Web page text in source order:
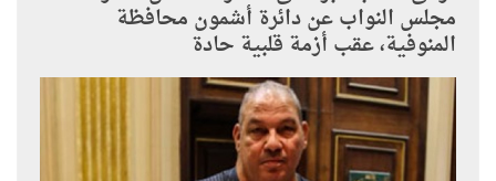
مجلس النواب عن دائرة أشمون محافظة
المنوفية، عقب أزمة قلبية حادة